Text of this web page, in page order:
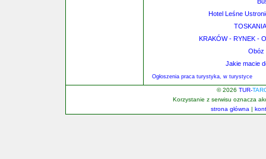
Hotel Leśne
KRAKÓW - RYNEK -
Obóz
Jakie macie
Ogłoszenia praca turystyka, w turystyce
© 2026 TUR-
Korzystanie z serwisu oznacza
strona główna |